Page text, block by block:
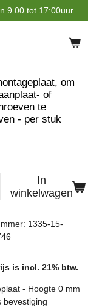
9.00 tot 17:00uur
om
of
te
- per stuk
In
winkelwagen
1335-15-
is incl. 21% btw.
- Hoogte 0 mm
bevestiging